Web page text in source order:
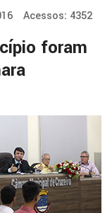
Acessos: 4352
foram